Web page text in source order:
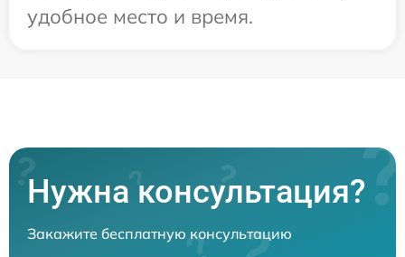
удобное место и время.
Нужна консультация?
Закажите бесплатную консультацию